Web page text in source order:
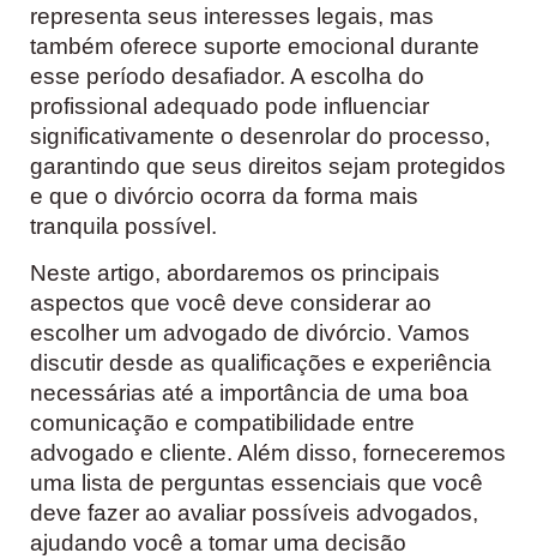
representa seus interesses legais, mas
também oferece suporte emocional durante
esse período desafiador. A escolha do
profissional adequado pode influenciar
significativamente o desenrolar do processo,
garantindo que seus direitos sejam protegidos
e que o divórcio ocorra da forma mais
tranquila possível.
Neste artigo, abordaremos os principais
aspectos que você deve considerar ao
escolher um advogado de divórcio. Vamos
discutir desde as qualificações e experiência
necessárias até a importância de uma boa
comunicação e compatibilidade entre
advogado e cliente. Além disso, forneceremos
uma lista de perguntas essenciais que você
deve fazer ao avaliar possíveis advogados,
ajudando você a tomar uma decisão